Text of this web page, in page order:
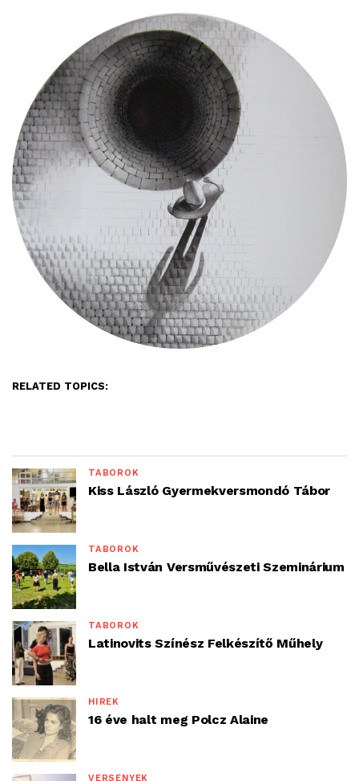
RELATED TOPICS:
TÁBOROK
Kiss László Gyermekversmondó Tábor
TÁBOROK
Bella István Versművészeti Szeminárium
TÁBOROK
Latinovits Színész Felkészítő Műhely
HÍREK
16 éve halt meg Polcz Alaine
VERSENYEK